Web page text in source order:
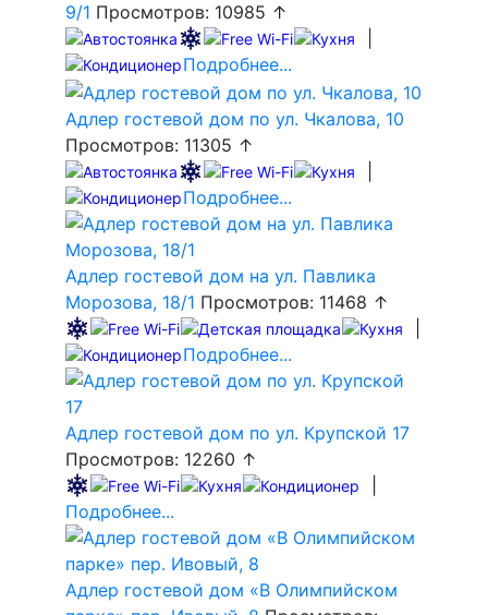
9/1 Просмотров: 10985 ↑
Подробнее...
Адлер гостевой дом по ул. Чкалова, 10
Просмотров: 11305 ↑
Подробнее...
Адлер гостевой дом на ул. Павлика
Морозова, 18/1 Просмотров: 11468 ↑
Подробнее...
Адлер гостевой дом по ул. Крупской 17
Просмотров: 12260 ↑
Подробнее...
Адлер гостевой дом «В Олимпийском